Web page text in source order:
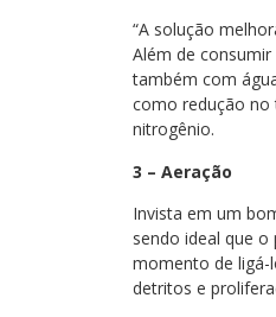
“A solução
Além de
também com
como redução no
nitrogênio.
3 – Aeração
Invista em um
sendo ideal que
momento de ligá-
detritos e